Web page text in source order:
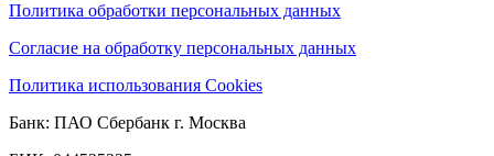
Политика обработки персональных данных
Согласие на обработку персональных данных
Политика использования Cookies
Банк: ПАО Сбербанк г. Москва